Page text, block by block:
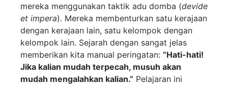
mereka menggunakan taktik adu domba (devide
et impera). Mereka membenturkan satu kerajaan
dengan kerajaan lain, satu kelompok dengan
kelompok lain. Sejarah dengan sangat jelas
memberikan kita manual peringatan: “Hati-hati!
Jika kalian mudah terpecah, musuh akan
mudah mengalahkan kalian.” Pelajaran ini